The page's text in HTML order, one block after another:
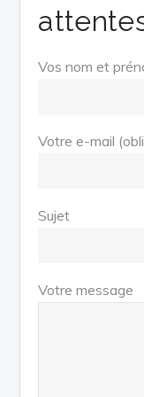
Vos nom et
Votre e-mail
Sujet
Votre message